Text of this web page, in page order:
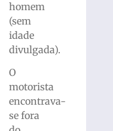
homem
(sem
idade
divulgada).
O
motorista
encontrava-
se fora